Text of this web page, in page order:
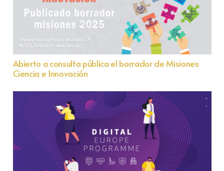
Abierto a consulta pública el borrador de Misiones
Ciencia e Innovación